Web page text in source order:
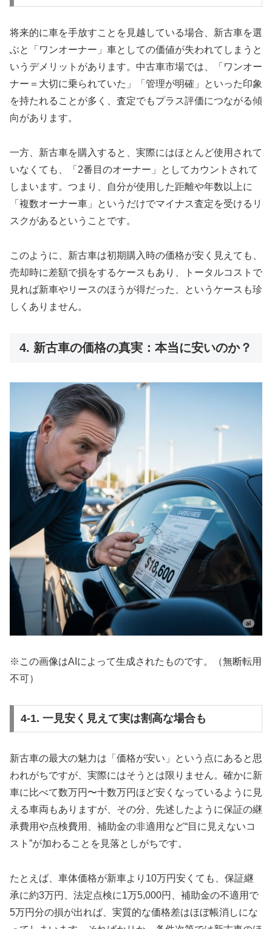
将来的に車を手放すことを見越している場合、新古車を選
ぶと「ワンオーナー」車としての価値が失われてしまうと
いうデメリットがあります。中古車市場では、「ワンオー
ナー＝大切に乗られていた」「管理が明確」といった印象
を持たれることが多く、査定でもプラス評価につながる傾
向があります。
一方、新古車を購入すると、実際にはほとんど使用されて
いなくても、「2番目のオーナー」としてカウントされて
しまいます。つまり、自分が使用した距離や年数以上に
「複数オーナー車」というだけでマイナス査定を受けるリ
スクがあるということです。
このように、新古車は初期購入時の価格が安く見えても、
売却時に差額で損をするケースもあり、トータルコストで
見れば新車やリースのほうが得だった、というケースも珍
しくありません。
4. 新古車の価格の真実：本当に安いのか？
※この画像はAIによって生成されたものです。（無断転用
不可）
4-1. 一見安く見えて実は割高な場合も
新古車の最大の魅力は「価格が安い」という点にあると思
われがちですが、実際にはそうとは限りません。確かに新
車に比べて数万円〜十数万円ほど安くなっているように見
える車両もありますが、その分、先述したように保証の継
承費用や点検費用、補助金の非適用など“目に見えないコ
スト”が加わることを見落としがちです。
たとえば、車体価格が新車より10万円安くても、保証継
承に約3万円、法定点検に1万5,000円、補助金の不適用で
5万円分の損が出れば、実質的な価格差はほぼ帳消しにな